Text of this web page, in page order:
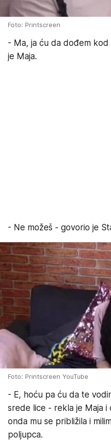
Foto: Printscreen
- Ma, ja ću da dođem
je Maja.
- Ne možeš - govorio je
Foto: Printscreen YouTube
- E, hoću pa ću da te
srede lice - rekla je Maja i
onda mu se približila i
poljupca.